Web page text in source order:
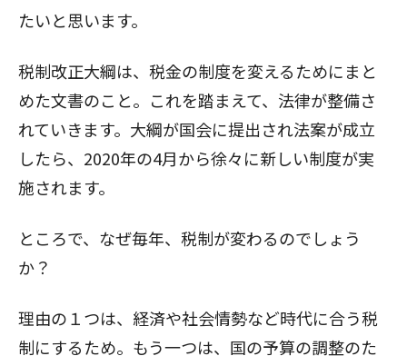
たいと思います。
税制改正大綱は、税金の制度を変えるためにまと
めた文書のこと。これを踏まえて、法律が整備さ
れていきます。大綱が国会に提出され法案が成立
したら、2020年の4月から徐々に新しい制度が実
施されます。
ところで、なぜ毎年、税制が変わるのでしょう
か？
理由の１つは、経済や社会情勢など時代に合う税
制にするため。もう一つは、国の予算の調整のた